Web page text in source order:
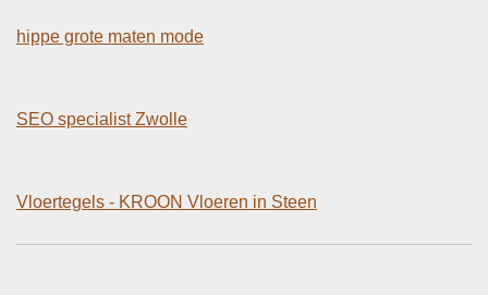
hippe grote maten mode
SEO specialist Zwolle
Vloertegels - KROON Vloeren in Steen